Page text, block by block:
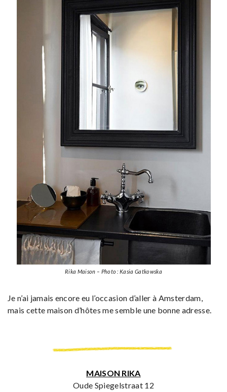
Rika Maison – Photo : Kasia Gatkowska
Je n’ai jamais encore eu l’occasion d’aller à Amsterdam,
mais cette maison d’hôtes me semble une bonne adresse.
MAISON RIKA
Oude Spiegelstraat 12